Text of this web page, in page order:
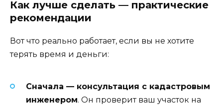
Как лучше сделать — практические
рекомендации
Вот что реально работает, если вы не хотите
терять время и деньги:
Сначала — консультация с кадастровым
инженером. Он проверит ваш участок на